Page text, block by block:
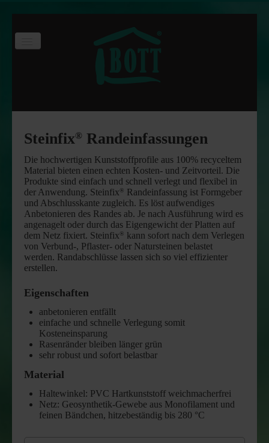
Downloads
Rotgrand Substrate
Steinfix Randeinfassung
Disto Distanzprofil
Tree King Bewässerungssäcke
Arbo-Flex Stammschutzfarbe
FRISOL Plant forte Langzeitdünger
arbofix Pflanzsicherung
GreenWell Gießrand
Steinfix® Randeinfassungen
Die hochwertigen Kunststoffprofile aus 100% recyceltem
Material bieten einen echten Kosten- und Zeitvorteil. Die
Produkte sind einfach und schnell verlegt und flexibel in
der Anwendung. Steinfix®
Randeinfassung ist Formgeber
und Abschlusskante zugleich. Es löst aufwendiges
Anbetonieren des Randes ab. Je nach Ausführung wird es
angenagelt oder durch das Eigengewicht der Platten auf
dem Netz fixiert. Steinfix®
kann sofort nach dem Verlegen
von Verbund-, Pflaster- oder Natursteinen belastet
werden. Randabschlüsse lassen sich so viel effizienter
erstellen.
Eigenschaften
anbetonieren entfällt
einfache und schnelle Verlegung somit
Kosteneinsparung
Rasenränder bleiben länger grün
sehr robust und sofort belastbar
Material
Haltewinkel: PVC Hartkunststoff weichmacherfrei
Netz: Geosynthetik-Gewebe aus Monofilament und
feinen Bändchen, hitzebeständig bis 280 °C